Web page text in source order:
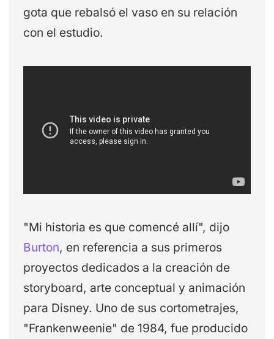
gota que rebalsó el vaso en su relación
con el estudio.
"Mi historia es que comencé allí", dijo
Burton, en referencia a sus primeros
proyectos dedicados a la creación de
storyboard, arte conceptual y animación
para Disney. Uno de sus cortometrajes,
"Frankenweenie" de 1984, fue producido